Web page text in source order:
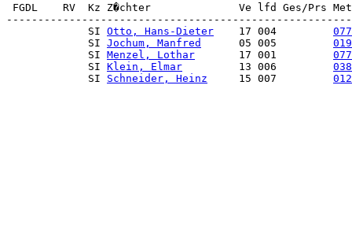
FGDL    RV  Kz Z�chter              Ve lfd Ges/Prs
             SI
Otto, Hans-Dieter
    17 004
             SI
Jochum, Manfred
      05 005
             SI
Menzel, Lothar
       17 001
             SI
Klein, Elmar
         13 006
             SI
Schneider, Heinz
     15 007